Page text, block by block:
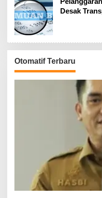
Desak
Otomatif Terbaru